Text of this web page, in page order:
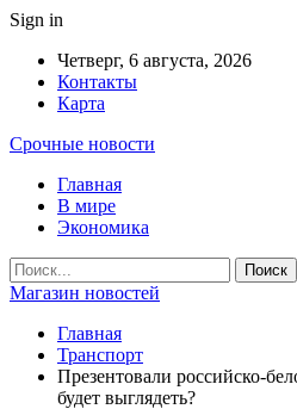
Sign in
Четверг, 6 августа, 2026
Контакты
Карта
Срочные новости
Главная
В мире
Экономика
Магазин новостей
Главная
Транспорт
Презентовали российско-
будет выглядеть?